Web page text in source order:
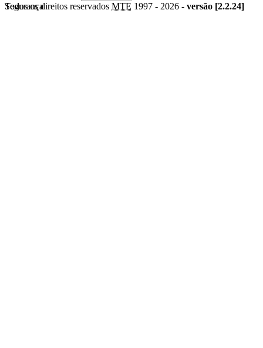
Segurança
Todos os direitos reservados MTE 1997 - 2026 - versão [2.2.24]